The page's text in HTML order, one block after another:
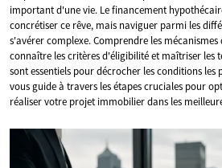
important d'une vie. Le financement
concrétiser ce rêve, mais naviguer parmi les
s'avérer complexe. Comprendre les
connaître les critères d'éligibilité et maîtriser les
sont essentiels pour décrocher les conditions les
vous guide à travers les étapes cruciales pour
réaliser votre projet immobilier dans les